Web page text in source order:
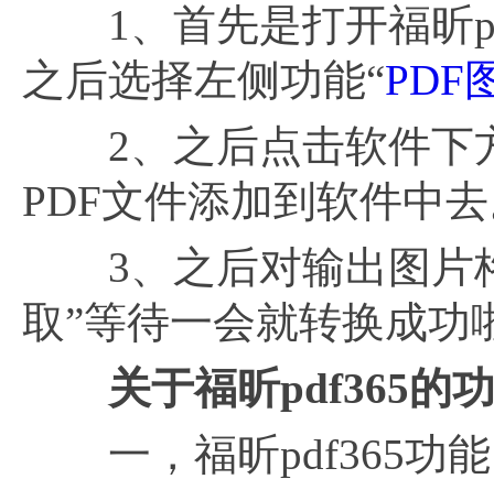
1、首先是打开福昕
之后选择左侧功能“PDF
2、之后点击软件下方
PDF文件添加到软件中
3、之后对输出图片
取”等待一会就转换成功
关于福昕pdf365的
一，福昕pdf365功能